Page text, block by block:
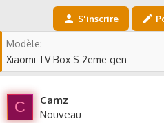
r
d
l
a
d
e
d
u
t
S'inscrire
Modèle
Xiaomi TV Box S 2eme gen
C
Camz
Nouveau